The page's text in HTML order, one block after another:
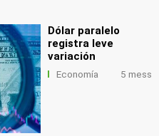
Dólar paralelo
registra leve
variación
Economía 5 mess